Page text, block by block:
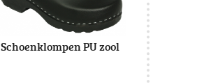
Schoenklompen PU zool